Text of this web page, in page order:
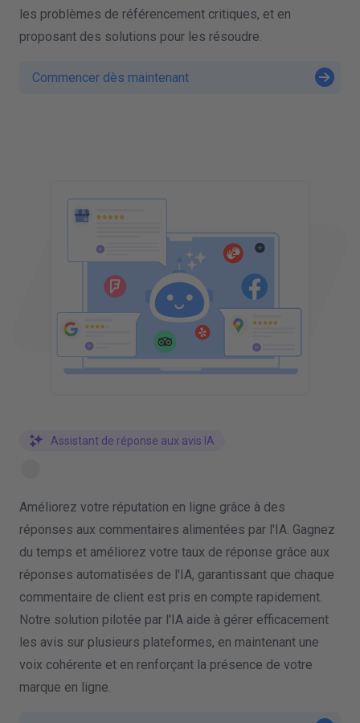
les problèmes de référencement critiques, et en
proposant des solutions pour les résoudre.
Commencer dès maintenant
Assistant de réponse aux avis IA
Améliorez votre réputation en ligne grâce à des
réponses aux commentaires alimentées par l'IA. Gagnez
du temps et améliorez votre taux de réponse grâce aux
réponses automatisées de l'IA, garantissant que chaque
commentaire de client est pris en compte rapidement.
Notre solution pilotée par l'IA aide à gérer efficacement
les avis sur plusieurs plateformes, en maintenant une
voix cohérente et en renforçant la présence de votre
marque en ligne.